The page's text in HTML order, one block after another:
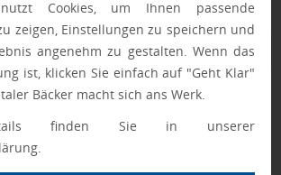
Cookies, um Ihnen passende
zeigen, Einstellungen zu speichern und
angenehm zu gestalten. Wenn das
ist, klicken Sie einfach auf "Geht Klar"
Bäcker macht sich ans Werk.
finden Sie in unserer
042-12056190
Case Logic